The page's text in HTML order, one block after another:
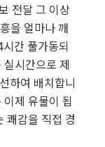
전달 그 이상
을 얼마나 깨
간 풀가동되
시간으로 제
하여 배치합니
제 유물이 됩
쾌감을 직접 경